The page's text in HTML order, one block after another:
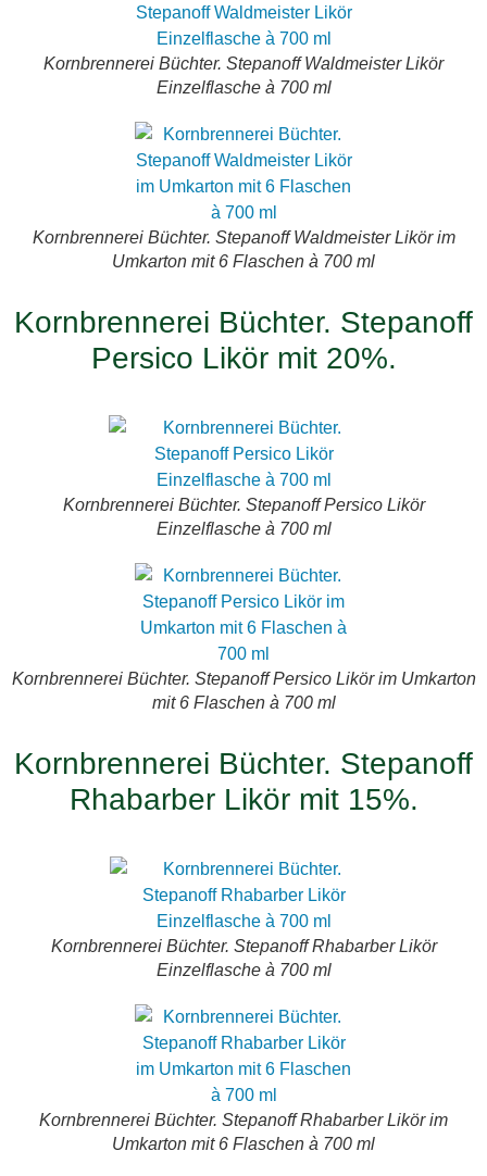
Kornbrennerei Büchter. Stepanoff Waldmeister Likör
Einzelflasche à 700 ml
Kornbrennerei Büchter. Stepanoff Waldmeister Likör im
Umkarton mit 6 Flaschen à 700 ml
Kornbrennerei Büchter. Stepanoff
Persico Likör mit 20%.
Kornbrennerei Büchter. Stepanoff Persico Likör
Einzelflasche à 700 ml
Kornbrennerei Büchter. Stepanoff Persico Likör im Umkarton
mit 6 Flaschen à 700 ml
Kornbrennerei Büchter. Stepanoff
Rhabarber Likör mit 15%.
Kornbrennerei Büchter. Stepanoff Rhabarber Likör
Einzelflasche à 700 ml
Kornbrennerei Büchter. Stepanoff Rhabarber Likör im
Umkarton mit 6 Flaschen à 700 ml